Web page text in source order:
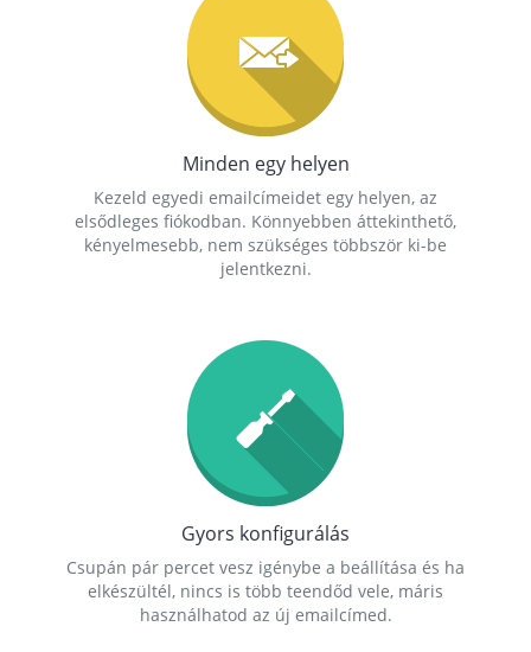
Minden egy helyen
Kezeld egyedi emailcímeidet egy helyen, az
elsődleges fiókodban. Könnyebben áttekinthető,
kényelmesebb, nem szükséges többször ki-be
jelentkezni.
Gyors konfigurálás
Csupán pár percet vesz igénybe a beállítása és ha
elkészültél, nincs is több teendőd vele, máris
használhatod az új emailcímed.